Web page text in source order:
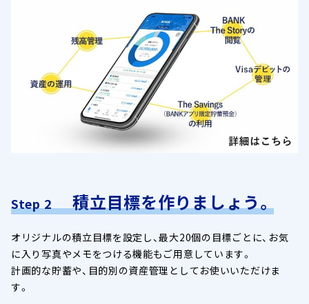
Step 2 積立目標を作りましょう。
オリジナルの積立目標を設定し、最大20個の目標ごとに、お気
に入り写真やメモをつける機能もご用意しています。
計画的な貯蓄や、目的別の資産管理としてお使いいただけま
す。